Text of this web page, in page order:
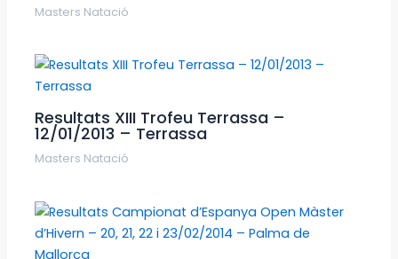
Masters Natació
Resultats XIII Trofeu Terrassa –
12/01/2013 – Terrassa
Masters Natació